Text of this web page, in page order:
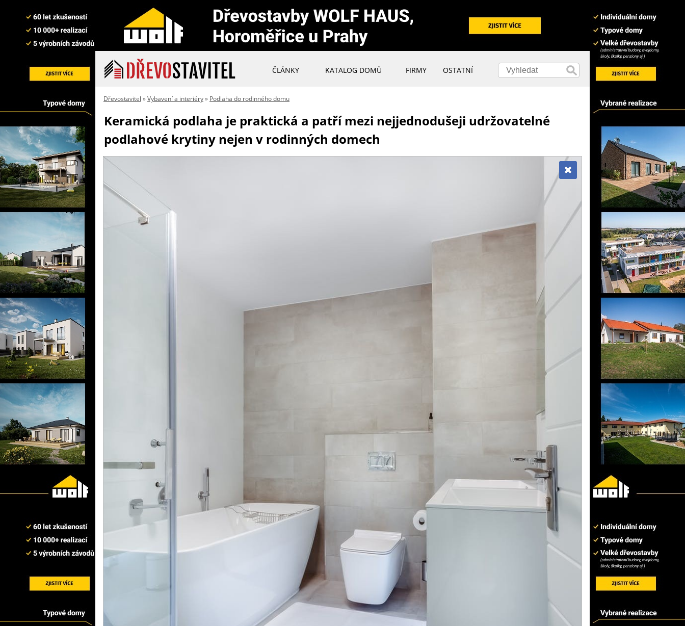
ČLÁNKY KATALOG DOMŮ FIRMY OSTATNÍ
Dřevostavitel »Vybavení a interiéry» Podlaha do rodinného domu
Keramická podlaha je praktická a patří mezi nejjednodušeji udržovatelné
podlahové krytiny nejen v rodinných domech